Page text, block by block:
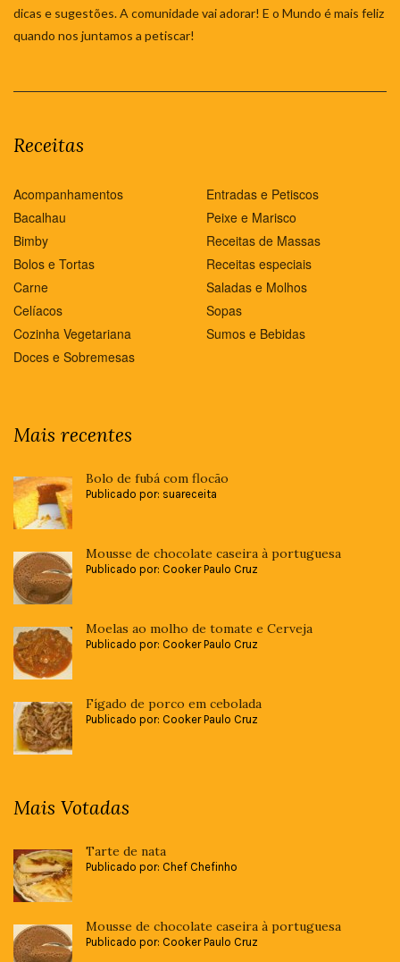
dicas e sugestões. A comunidade vai adorar! E o Mundo é mais feliz
quando nos juntamos a petiscar!
Receitas
Acompanhamentos
Bacalhau
Bimby
Bolos e Tortas
Carne
Celíacos
Cozinha Vegetariana
Doces e Sobremesas
Entradas e Petiscos
Peixe e Marisco
Receitas de Massas
Receitas especiais
Saladas e Molhos
Sopas
Sumos e Bebidas
Mais recentes
Bolo de fubá com flocão
Publicado por: suareceita
Mousse de chocolate caseira à portuguesa
Publicado por: Cooker Paulo Cruz
Moelas ao molho de tomate e Cerveja
Publicado por: Cooker Paulo Cruz
Fígado de porco em cebolada
Publicado por: Cooker Paulo Cruz
Mais Votadas
Tarte de nata
Publicado por: Chef Chefinho
Mousse de chocolate caseira à portuguesa
Publicado por: Cooker Paulo Cruz